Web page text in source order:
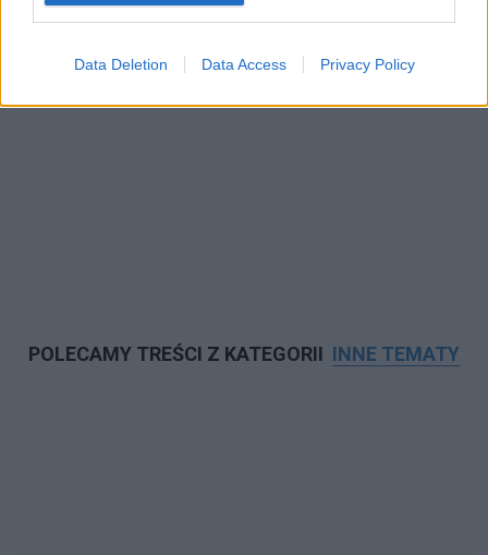
Data Deletion Data Access Privacy Policy
POLECAMY TREŚCI Z KATEGORII INNE TEMATY